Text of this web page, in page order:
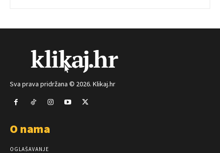
Sva prava pridržana © 2026. Klikaj.hr
O nama
OGLAŠAVANJE